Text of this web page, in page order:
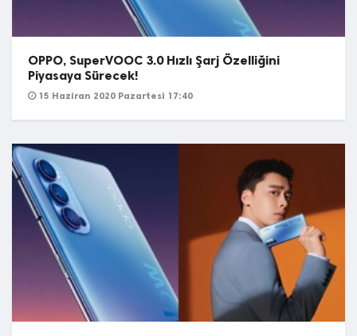
OPPO, SuperVOOC 3.0 Hızlı Şarj Özelliğini
Piyasaya Sürecek!
15 Haziran 2020 Pazartesi 17:40